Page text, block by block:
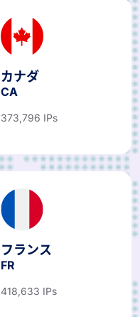
カナダ
CA
373,796 IPs
フランス
FR
418,633 IPs